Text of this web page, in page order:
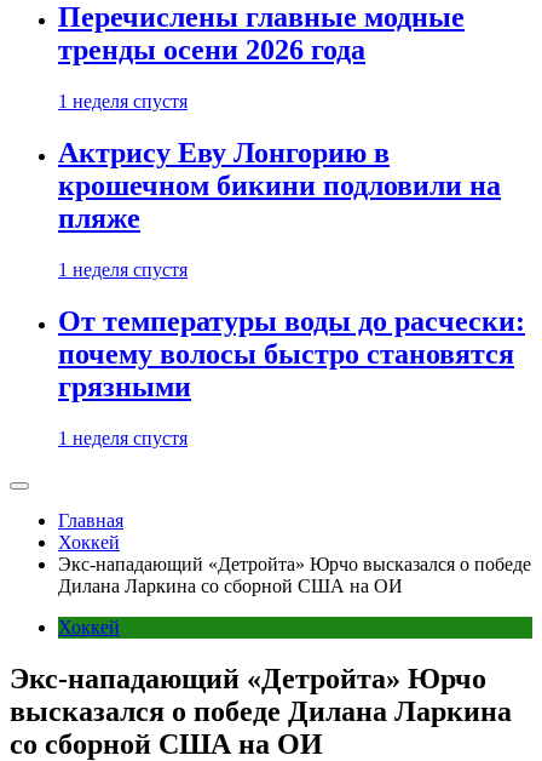
Перечислены главные модные
тренды осени 2026 года
1 неделя спустя
Актрису Еву Лонгорию в
крошечном бикини подловили на
пляже
1 неделя спустя
От температуры воды до расчески:
почему волосы быстро становятся
грязными
1 неделя спустя
Главная
Хоккей
Экс-нападающий «Детройта» Юрчо высказался о победе
Дилана Ларкина со сборной США на ОИ
Хоккей
Экс-нападающий «Детройта» Юрчо
высказался о победе Дилана Ларкина
со сборной США на ОИ